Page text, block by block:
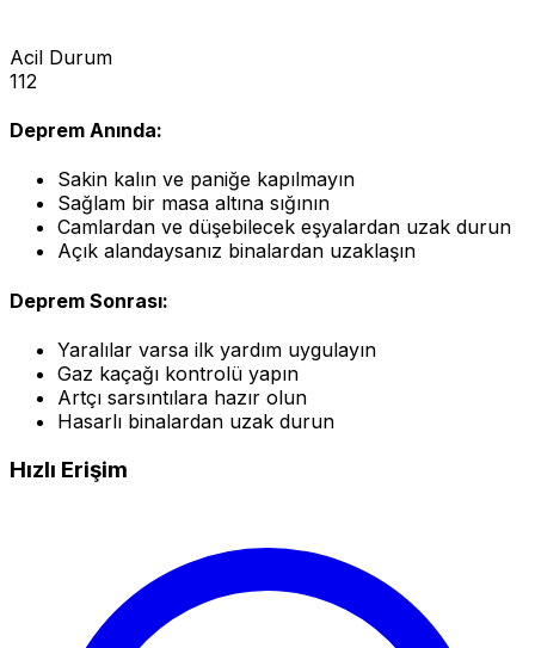
Acil Durum
112
Deprem Anında:
Sakin kalın ve paniğe kapılmayın
Sağlam bir masa altına sığının
Camlardan ve düşebilecek eşyalardan uzak durun
Açık alandaysanız binalardan uzaklaşın
Deprem Sonrası:
Yaralılar varsa ilk yardım uygulayın
Gaz kaçağı kontrolü yapın
Artçı sarsıntılara hazır olun
Hasarlı binalardan uzak durun
Hızlı Erişim